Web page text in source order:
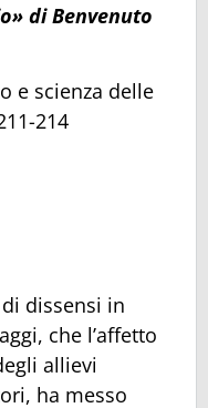
di Benvenuto
e scienza delle
214
dissensi in
che l’affetto
allievi
ha messo